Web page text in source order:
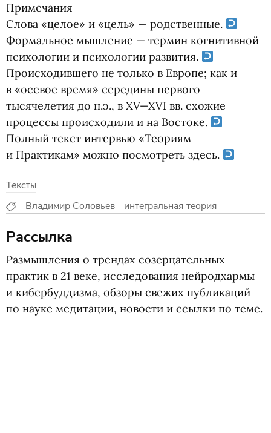
Примечания
Слова «целое» и «цель» — родственные.
Формальное мышление — термин когнитивной
психологии и психологии развития.
Происходившего не только в Европе; как и
в «осевое время» середины первого
тысячелетия до н.э., в XV—XVI вв. схожие
процессы происходили и на Востоке.
Полный текст интервью «Теориям
и Практикам» можно посмотреть здесь.
Тексты
Владимир Соловьев
интегральная теория
Рассылка
Размышления о трендах созерцательных
практик в 21 веке, исследования нейродхармы
и кибербуддизма, обзоры свежих публикаций
по науке медитации, новости и ссылки по теме.